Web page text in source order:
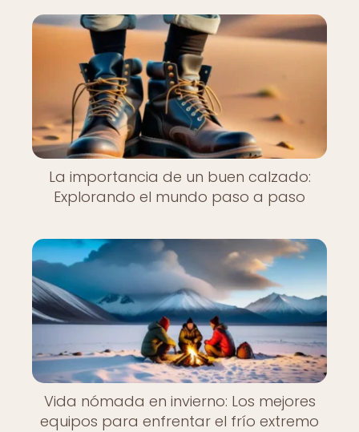
La importancia de un buen calzado:
Explorando el mundo paso a paso
Vida nómada en invierno: Los mejores
equipos para enfrentar el frío extremo